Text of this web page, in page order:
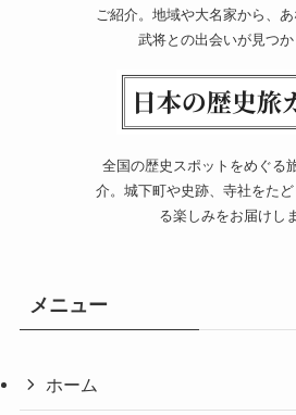
ご紹介。地域や大名家から、
武将との出会いが見つか
全国の歴史スポットをめぐる
介。城下町や史跡、寺社をた
る楽しみをお届けし
メニュー
ホーム